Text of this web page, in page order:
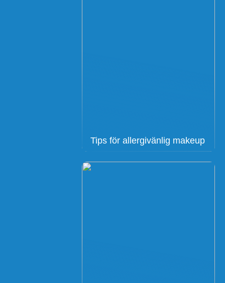
Tips för allergivänlig makeup